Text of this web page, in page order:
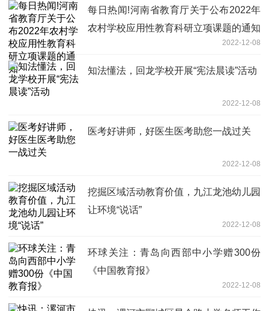
每日热闻!河南省教育厅关于公布2022年
农村学校应用性教育科研立项课题的通知
2022-12-08
知法懂法，回龙学校开展“宪法晨读”活动
2022-12-08
医考好讲师，好医生医考助您一战过关
2022-12-08
挖掘区域活动教育价值，九江龙池幼儿园
让环境“说话”
2022-12-08
环球关注：青岛向西部中小学赠300份
《中国教育报》
2022-12-08